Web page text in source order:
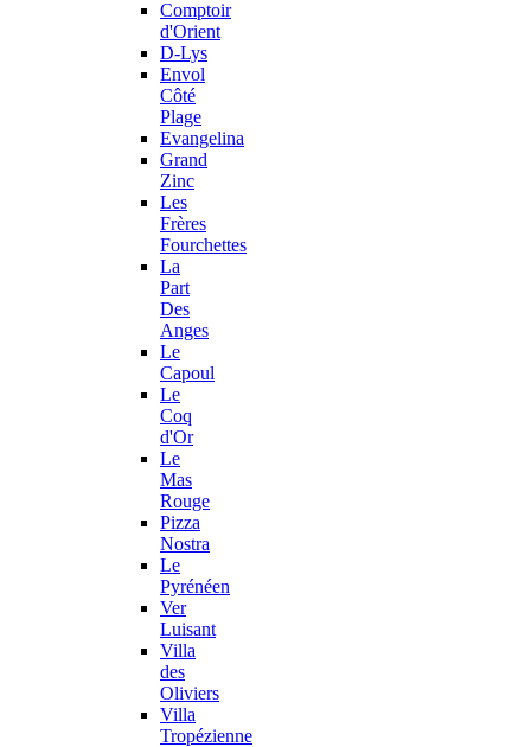
Comptoir
d'Orient
D-Lys
Envol
Côté
Plage
Evangelina
Grand
Zinc
Les
Frères
Fourchettes
La
Part
Des
Anges
Le
Capoul
Le
Coq
d'Or
Le
Mas
Rouge
Pizza
Nostra
Le
Pyrénéen
Ver
Luisant
Villa
des
Oliviers
Villa
Tropézienne